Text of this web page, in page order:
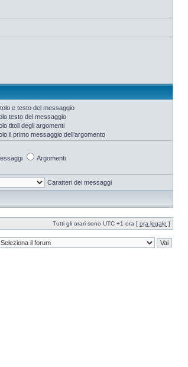
e testo del messaggio
testo del messaggio
titoli degli argomenti
il primo messaggio dell’argomento
Argomenti
Caratteri dei messaggi
Tutti gli orari sono UTC +1 ora [ ora legale ]